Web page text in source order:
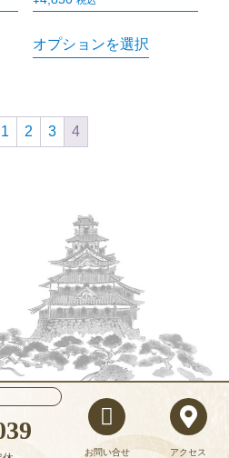
オプションを選択
1 2 3 4
お問い合せ アクセス